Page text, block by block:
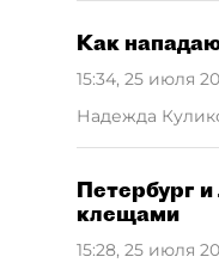
Как
15:34, 25 июля
Надежда
Петербург
клещами
15:28, 25 июля